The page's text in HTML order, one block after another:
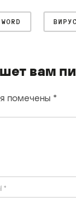
вам
помечены *
*